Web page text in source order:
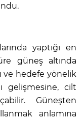
yaptığı en
güneş altında
ve hedefe yönelik
gelişmesine, cilt
Güneşten
anlamına